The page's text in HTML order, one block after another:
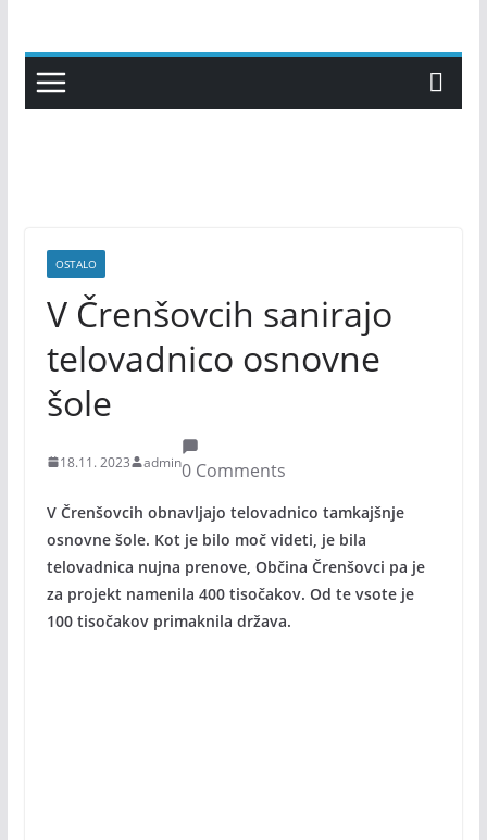
content
OSTALO
V Črenšovcih sanirajo
telovadnico osnovne
šole
18.11. 2023 admin0 Comments
V Črenšovcih obnavljajo telovadnico tamkajšnje
osnovne šole. Kot je bilo moč videti, je bila
telovadnica nujna prenove, Občina Črenšovci pa je
za projekt namenila 400 tisočakov. Od te vsote je
100 tisočakov primaknila država.